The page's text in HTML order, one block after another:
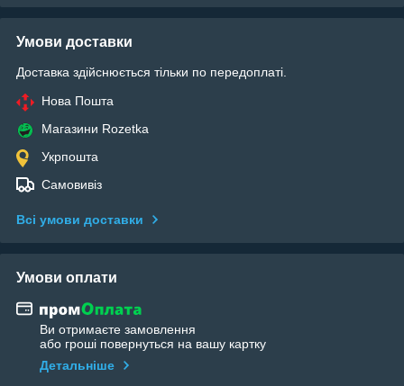
Умови доставки
Доставка здійснюється тільки по передоплаті.
Нова Пошта
Магазини Rozetka
Укрпошта
Самовивіз
Всі умови доставки
Умови оплати
Ви отримаєте замовлення
або гроші повернуться на вашу картку
Детальніше